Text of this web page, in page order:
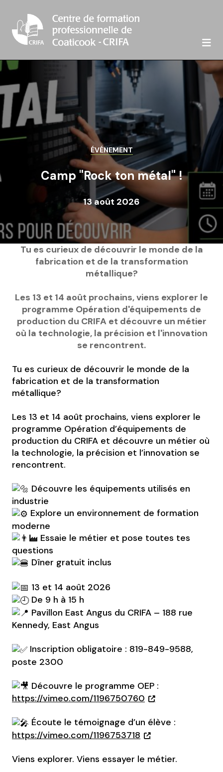

ÉVÉNEMENT
Camp "Rock ton métal" !
13 août 2026
Tu es curieux de découvrir le monde de la
fabrication et de la transformation
métallique?
Les 13 et 14 août prochains, viens explorer le
programme Opération d'équipements de
production du CRIFA et découvre un métier
où la technologie, la précision et l'innovation
se rencontrent.
Tu es curieux de découvrir le monde de la
fabrication et de la transformation
métallique?
Les 13 et 14 août prochains, viens explorer le
programme Opération d’équipements de
production du CRIFA et découvre un métier où
la technologie, la précision et l’innovation se
rencontrent.
Découvre les équipements utilisés en
industrie
Explore un environnement de formation
moderne
Essaie le métier et pose toutes tes
questions
Dîner gratuit inclus
13 et 14 août 2026
De 9 h à 15 h
Pavillon East Angus du CRIFA – 188 rue
Kennedy, East Angus
Inscription obligatoire : 819-849-9588,
poste 2300
Découvre le programme OEP :
https://vimeo.com/1196750760
Écoute le témoignage d’un élève :
https://vimeo.com/1196753718
Viens explorer. Viens essayer le métier.